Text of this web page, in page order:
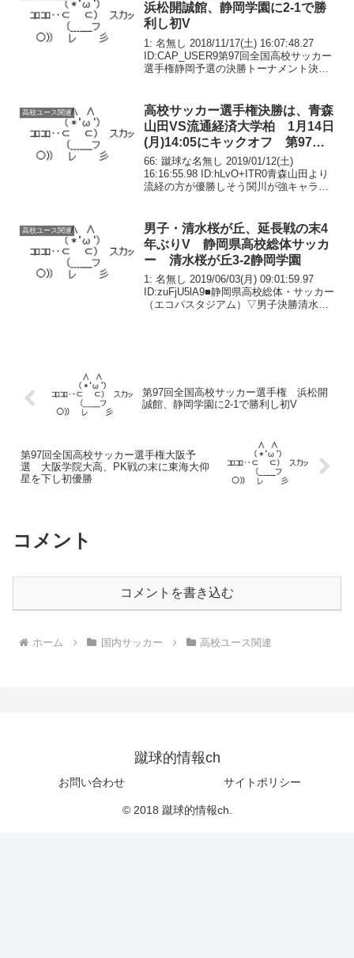
浜松開誠館、静岡学園に2-1で勝
利し初V
1: 名無し 2018/11/17(土) 16:07:48.27
ID:CAP_USER9第97回全国高校サッカー
選手権静岡予選の決勝トーナメント決勝
う清水桜が丘と...
高校ユース関連
高校サッカー選手権決勝は、青森
山田VS流通経済大学柏 1月14日
(月)14:05にキックオフ 第97回
全国高校サッカー選手権
66: 蹴球な名無し 2019/01/12(土)
16:16:55.98 ID:hLvO+ITR0青森山田より
流経の方が優勝しそう関川が強キャラ感
高校ユース関連
男子・清水桜が丘、延長戦の末4
年ぶりV 静岡県高校総体サッカ
ー 清水桜が丘3-2静岡学園
1: 名無し 2019/06/03(月) 09:01:59.97
ID:zuFjU5lA9■静岡県高校総体・サッカー
（エコパスタジアム）▽男子決勝清水桜
第97回全国高校サッカー選手権 浜松開
誠館、静岡学園に2-1で勝利し初V
第97回全国高校サッカー選手権大阪予
選 大阪学院大高、PK戦の末に東海大仰
星を下し初優勝
コメント
コメントを書き込む
ホーム 国内サッカー 高校ユース関連
蹴球的情報ch
お問い合わせ サイトポリシー
© 2018 蹴球的情報ch.